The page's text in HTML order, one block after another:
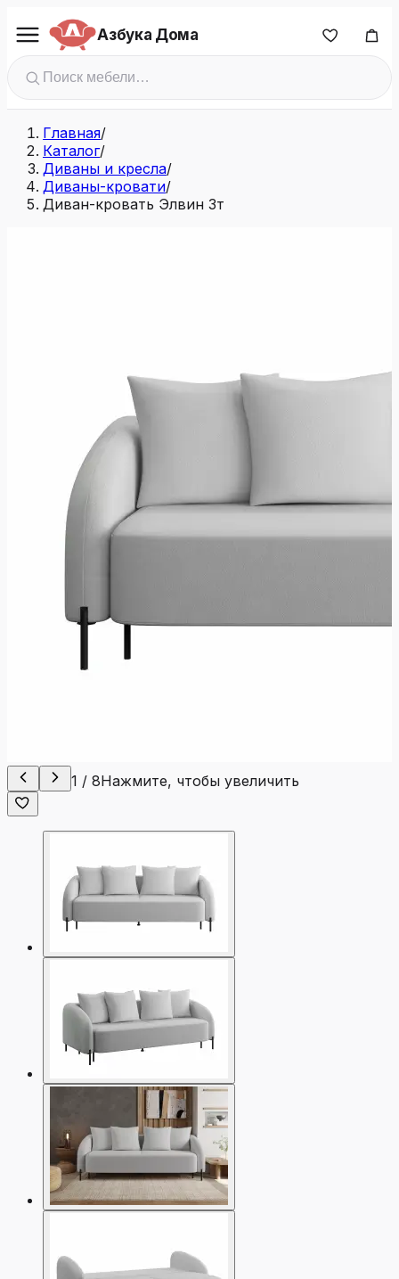
Азбука Дома
Главная/
Каталог/
Диваны и кресла/
Диваны-кровати/
Диван-кровать Элвин 3т
1 / 8Нажмите, чтобы увеличить